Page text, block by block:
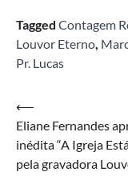
Tagged Contagem
Louvor Eterno,
Pr. Lucas
Navegação
de
Post
⟵
Eliane Fernandes
inédita “A Igreja
pela gravadora